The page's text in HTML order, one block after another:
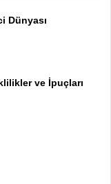
Dünyası
ve İpuçları